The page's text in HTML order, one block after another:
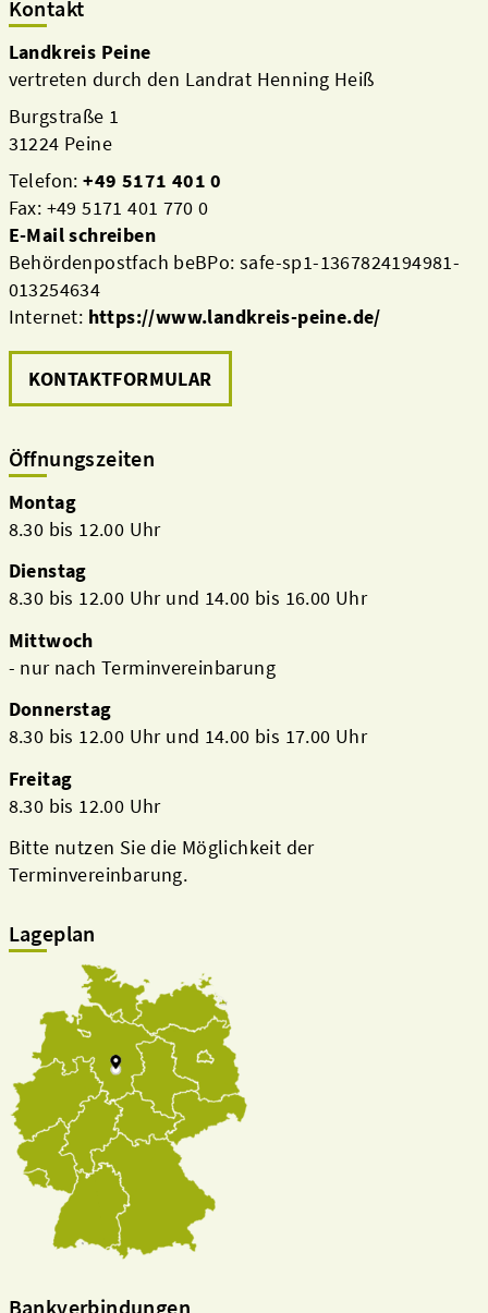
Kontakt
Landkreis Peine
vertreten durch den Landrat Henning Heiß
Burgstraße 1
31224 Peine
Telefon:+49 5171 401 0
Fax: +49 5171 401 770 0
E-Mail schreiben
Behördenpostfach beBPo: safe-sp1-1367824194981-
013254634
Internet: https://www.landkreis-peine.de/
KONTAKTFORMULAR
Öffnungszeiten
Montag
8.30 bis 12.00 Uhr
Dienstag
8.30 bis 12.00 Uhr und 14.00 bis 16.00 Uhr
Mittwoch
- nur nach Terminvereinbarung
Donnerstag
8.30 bis 12.00 Uhr und 14.00 bis 17.00 Uhr
Freitag
8.30 bis 12.00 Uhr
Bitte nutzen Sie die Möglichkeit der
Terminvereinbarung.
Lageplan
Bankverbindungen